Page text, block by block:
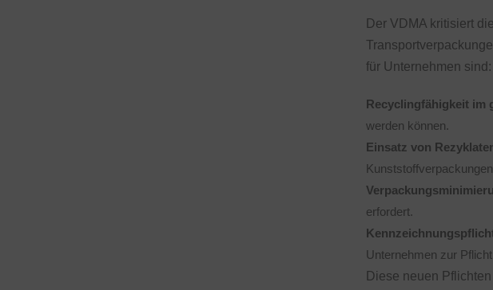
Der VDMA kritisiert
für Unternehmen sind:
Recyclingfähigkeit im
werden können.
Einsatz von
erfordert.
Unternehmen zur
Diese neuen